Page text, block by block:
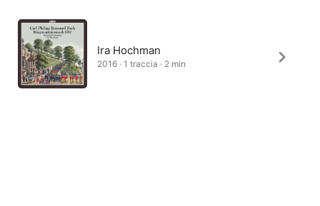
Ira Hochman
2016 · 1 traccia · 2 min